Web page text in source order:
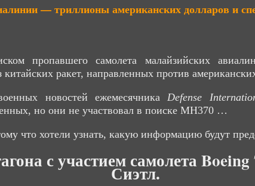
— триллионы американских долларов и
пропавшего самолета малайзийских
ракет, направленных против
новостей ежемесячника Defense
но они не участвовал в поиске MH370 …
что хотели узнать, какую информацию будут
с участием самолета
Сиэтл.